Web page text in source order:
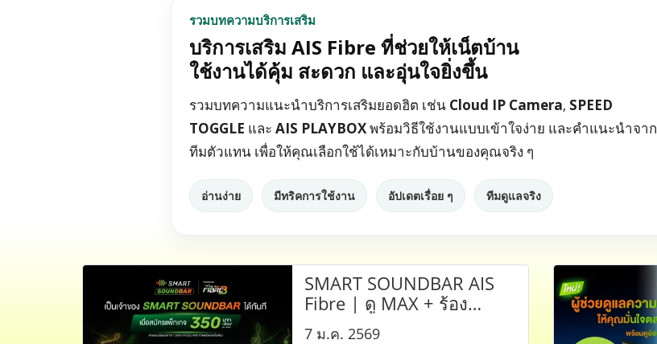
รวมบทความบริการเสริม
บริการเสริม AIS Fibre ที่ช่วยให้เน็ตบ้าน
ใช้งานได้คุ้ม สะดวก และอุ่นใจยิ่งขึ้น
รวมบทความแนะนำบริการเสริมยอดฮิต เช่น Cloud IP Camera, SPEED
TOGGLE และ AIS PLAYBOXพร้อมวิธีใช้งานแบบเข้าใจง่าย และคำแนะนำจาก
ทีมตัวแทน เพื่อให้คุณเลือกใช้ได้เหมาะกับบ้านของคุณจริง ๆ
อ่านง่าย มีทริคการใช้งาน อัปเดตเรื่อย ๆ ทีมดูแลจริง
SMART SOUNDBAR AIS
Fibre | ดู MAX + ร้อง
คาราโอเกะคุ้ม
7 ม.ค. 2569